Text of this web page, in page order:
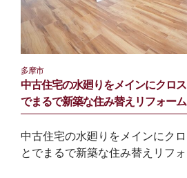
多摩市
中古住宅の水廻りをメインにクロ
でまるで新築な住み替えリフォーム
中古住宅の水廻りをメインにク
とでまるで新築な住み替えリフ